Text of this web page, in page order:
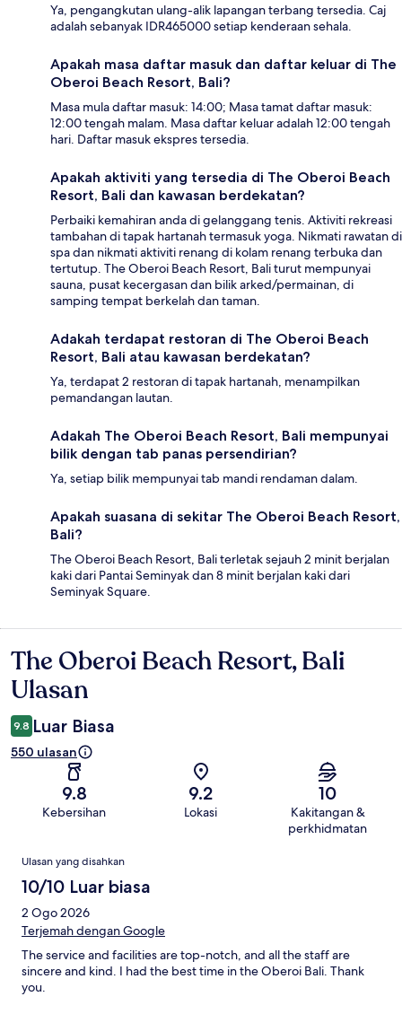
Ya, pengangkutan ulang-alik lapangan terbang tersedia. Caj
adalah sebanyak IDR465000 setiap kenderaan sehala.
Apakah masa daftar masuk dan daftar keluar di The
Oberoi Beach Resort, Bali?
Masa mula daftar masuk: 14:00; Masa tamat daftar masuk:
12:00 tengah malam. Masa daftar keluar adalah 12:00 tengah
hari. Daftar masuk ekspres tersedia.
Apakah aktiviti yang tersedia di The Oberoi Beach
Resort, Bali dan kawasan berdekatan?
Perbaiki kemahiran anda di gelanggang tenis. Aktiviti rekreasi
tambahan di tapak hartanah termasuk yoga. Nikmati rawatan di
spa dan nikmati aktiviti renang di kolam renang terbuka dan
tertutup. The Oberoi Beach Resort, Bali turut mempunyai
sauna, pusat kecergasan dan bilik arked/permainan, di
samping tempat berkelah dan taman.
Adakah terdapat restoran di The Oberoi Beach
Resort, Bali atau kawasan berdekatan?
Ya, terdapat 2 restoran di tapak hartanah, menampilkan
pemandangan lautan.
Adakah The Oberoi Beach Resort, Bali mempunyai
bilik dengan tab panas persendirian?
Ya, setiap bilik mempunyai tab mandi rendaman dalam.
Apakah suasana di sekitar The Oberoi Beach Resort,
Bali?
The Oberoi Beach Resort, Bali terletak sejauh 2 minit berjalan
kaki dari Pantai Seminyak dan 8 minit berjalan kaki dari
Seminyak Square.
Ulasan
The Oberoi Beach Resort, Bali
Ulasan
9.8 Luar Biasa
550 ulasan
9.8
Kebersihan
9.2
Lokasi
10
Kakitangan &
perkhidmatan
Ulasan
Ulasan yang disahkan
10/10 Luar biasa
2 Ogo 2026
Terjemah dengan Google
The service and facilities are top-notch, and all the staff are
sincere and kind. I had the best time in the Oberoi Bali. Thank
you.